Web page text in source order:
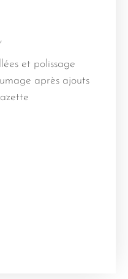
et polissage
après ajouts